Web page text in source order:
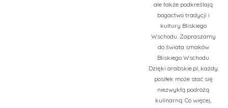
ale także podkreślają
bogactwo tradycji i
kultury Bliskiego
Wschodu. Zapraszamy
do świata smaków
Bliskiego Wschodu
Dzięki arabskie.pl, każdy
posiłek może stać się
niezwykłą podróżą
kulinarną. Co więcej,